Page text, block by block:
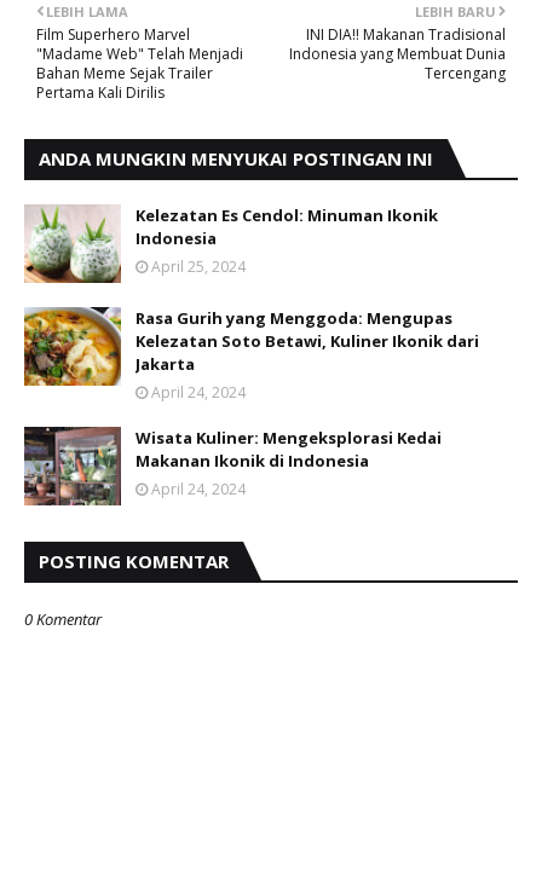
LEBIH BARU
INI DIA!! Makanan Tradisional
Indonesia yang Membuat Dunia
Tercengang
LEBIH LAMA
Film Superhero Marvel
"Madame Web" Telah Menjadi
Bahan Meme Sejak Trailer
Pertama Kali Dirilis
ANDA MUNGKIN MENYUKAI POSTINGAN INI
Kelezatan Es Cendol: Minuman Ikonik
Indonesia
April 25, 2024
Rasa Gurih yang Menggoda: Mengupas
Kelezatan Soto Betawi, Kuliner Ikonik dari
Jakarta
April 24, 2024
Wisata Kuliner: Mengeksplorasi Kedai
Makanan Ikonik di Indonesia
April 24, 2024
POSTING KOMENTAR
0 Komentar